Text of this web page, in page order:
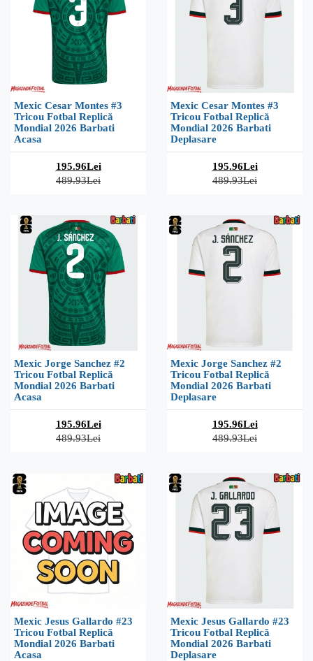
Mexic Cesar Montes #3
Tricou Fotbal Replică
Mondial 2026 Barbati
Acasa
195.96Lei
489.93Lei
Mexic Cesar Montes #3
Tricou Fotbal Replică
Mondial 2026 Barbati
Deplasare
195.96Lei
489.93Lei
Mexic Jorge Sanchez #2
Tricou Fotbal Replică
Mondial 2026 Barbati
Acasa
195.96Lei
489.93Lei
Mexic Jorge Sanchez #2
Tricou Fotbal Replică
Mondial 2026 Barbati
Deplasare
195.96Lei
489.93Lei
Mexic Jesus Gallardo #23
Tricou Fotbal Replică
Mondial 2026 Barbati
Acasa
Mexic Jesus Gallardo #23
Tricou Fotbal Replică
Mondial 2026 Barbati
Deplasare